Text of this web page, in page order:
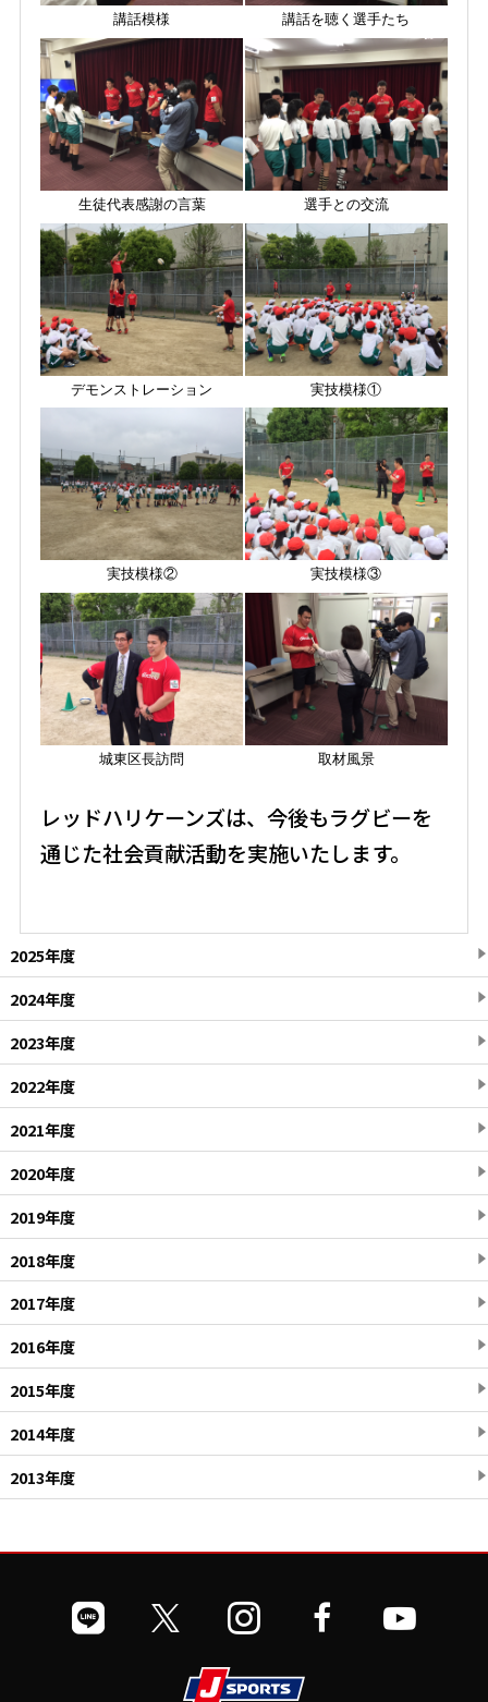
講話模様 講話を聴く選手たち
生徒代表感謝の言葉 選手との交流
デモンストレーション 実技模様①
実技模様② 実技模様③
城東区長訪問 取材風景
レッドハリケーンズは、今後もラグビーを
通じた社会貢献活動を実施いたします。
2025年度
2024年度
2023年度
2022年度
2021年度
2020年度
2019年度
2018年度
2017年度
2016年度
2015年度
2014年度
2013年度